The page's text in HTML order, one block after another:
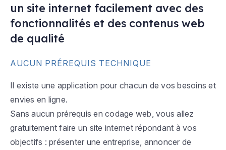
un site internet facilement avec des
fonctionnalités et des contenus web
de qualité
AUCUN PRÉREQUIS TECHNIQUE
Il existe une application pour chacun de vos besoins et
envies en ligne.
Sans aucun prérequis en codage web, vous allez
gratuitement faire un site internet répondant à vos
objectifs : présenter une entreprise, annoncer de